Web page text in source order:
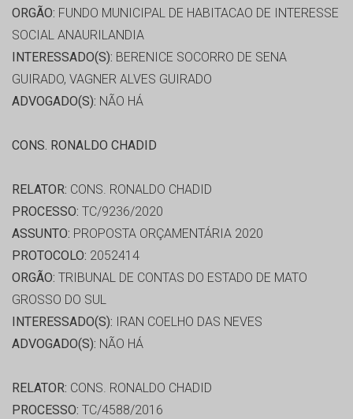
ORGÃO: FUNDO MUNICIPAL DE HABITACAO DE INTERESSE
SOCIAL ANAURILANDIA
INTERESSADO(S): BERENICE SOCORRO DE SENA
GUIRADO, VAGNER ALVES GUIRADO
ADVOGADO(S): NÃO HÁ
CONS. RONALDO CHADID
RELATOR: CONS. RONALDO CHADID
PROCESSO: TC/9236/2020
ASSUNTO: PROPOSTA ORÇAMENTÁRIA 2020
PROTOCOLO: 2052414
ORGÃO: TRIBUNAL DE CONTAS DO ESTADO DE MATO
GROSSO DO SUL
INTERESSADO(S): IRAN COELHO DAS NEVES
ADVOGADO(S): NÃO HÁ
RELATOR: CONS. RONALDO CHADID
PROCESSO: TC/4588/2016